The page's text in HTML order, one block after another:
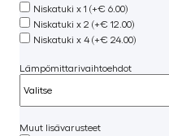
Niskatuki x 1 (+€ 6.00)
Niskatuki x 2 (+€ 12.00)
Niskatuki x 4 (+€ 24.00)
Lämpömittarivaihtoehdot
Muut lisävarusteet